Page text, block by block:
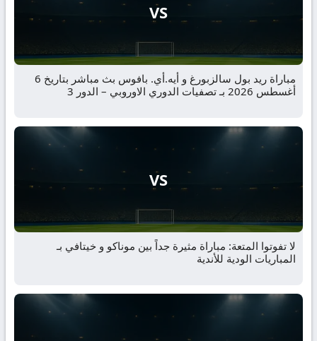
VS
مباراة ريد بول سالزبورغ و أيه.أي. بافوس بث مباشر بتاريخ 6
أغسطس 2026 بـ تصفيات الدوري الاوروبي – الدور 3
VS
لا تفوتوا المتعة: مباراة مثيرة جداً بين موناكو و خيتافي بـ
المباريات الودية للأندية